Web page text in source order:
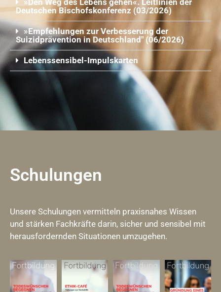
»Den Weg des Lebens gehen«. Leitlinien der
Deutschen Bischofskonferenz (03/2026)
»Empfehlungen zur Verbesserung der
Suizidprävention in Deutschland" (06/2026)
Lebenssensibel-Impulskarten
Schulungen
Unsere Schulungen vermitteln praxisnahes Wissen
und stärken Fachkräfte darin, sicher und sensibel mit
herausfordernden Situationen umzugehen.